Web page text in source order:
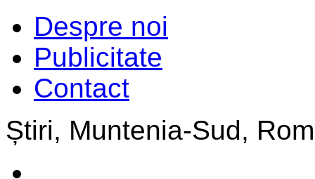
Despre noi
Publicitate
Contact
Știri, Muntenia-Sud,